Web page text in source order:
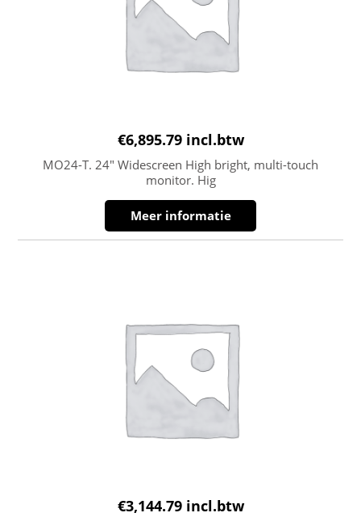
€6,895.79 incl.btw
MO24-T. 24″ Widescreen High bright, multi-touch
monitor. Hig
Meer informatie
€3,144.79 incl.btw